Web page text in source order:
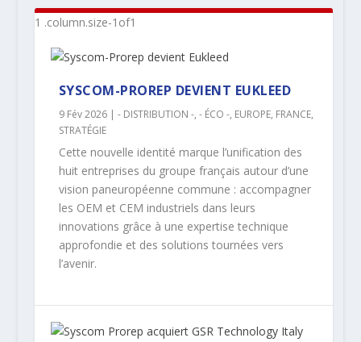
SYSCOM-PROREP DEVIENT EUKLEED
9 Fév 2026| - DISTRIBUTION -, - ÉCO -, EUROPE, FRANCE,
STRATÉGIE
Cette nouvelle identité marque l’unification des
huit entreprises du groupe français autour d’une
vision paneuropéenne commune : accompagner
les OEM et CEM industriels dans leurs
innovations grâce à une expertise technique
approfondie et des solutions tournées vers
l’avenir.